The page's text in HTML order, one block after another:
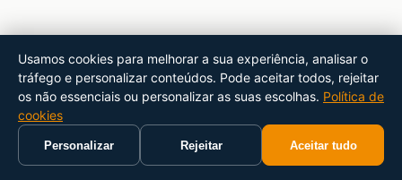
Usamos cookies para melhorar a sua experiência, analisar o
tráfego e personalizar conteúdos. Pode aceitar todos, rejeitar
os não essenciais ou personalizar as suas escolhas. Política de
cookies
Personalizar Rejeitar Aceitar tudo